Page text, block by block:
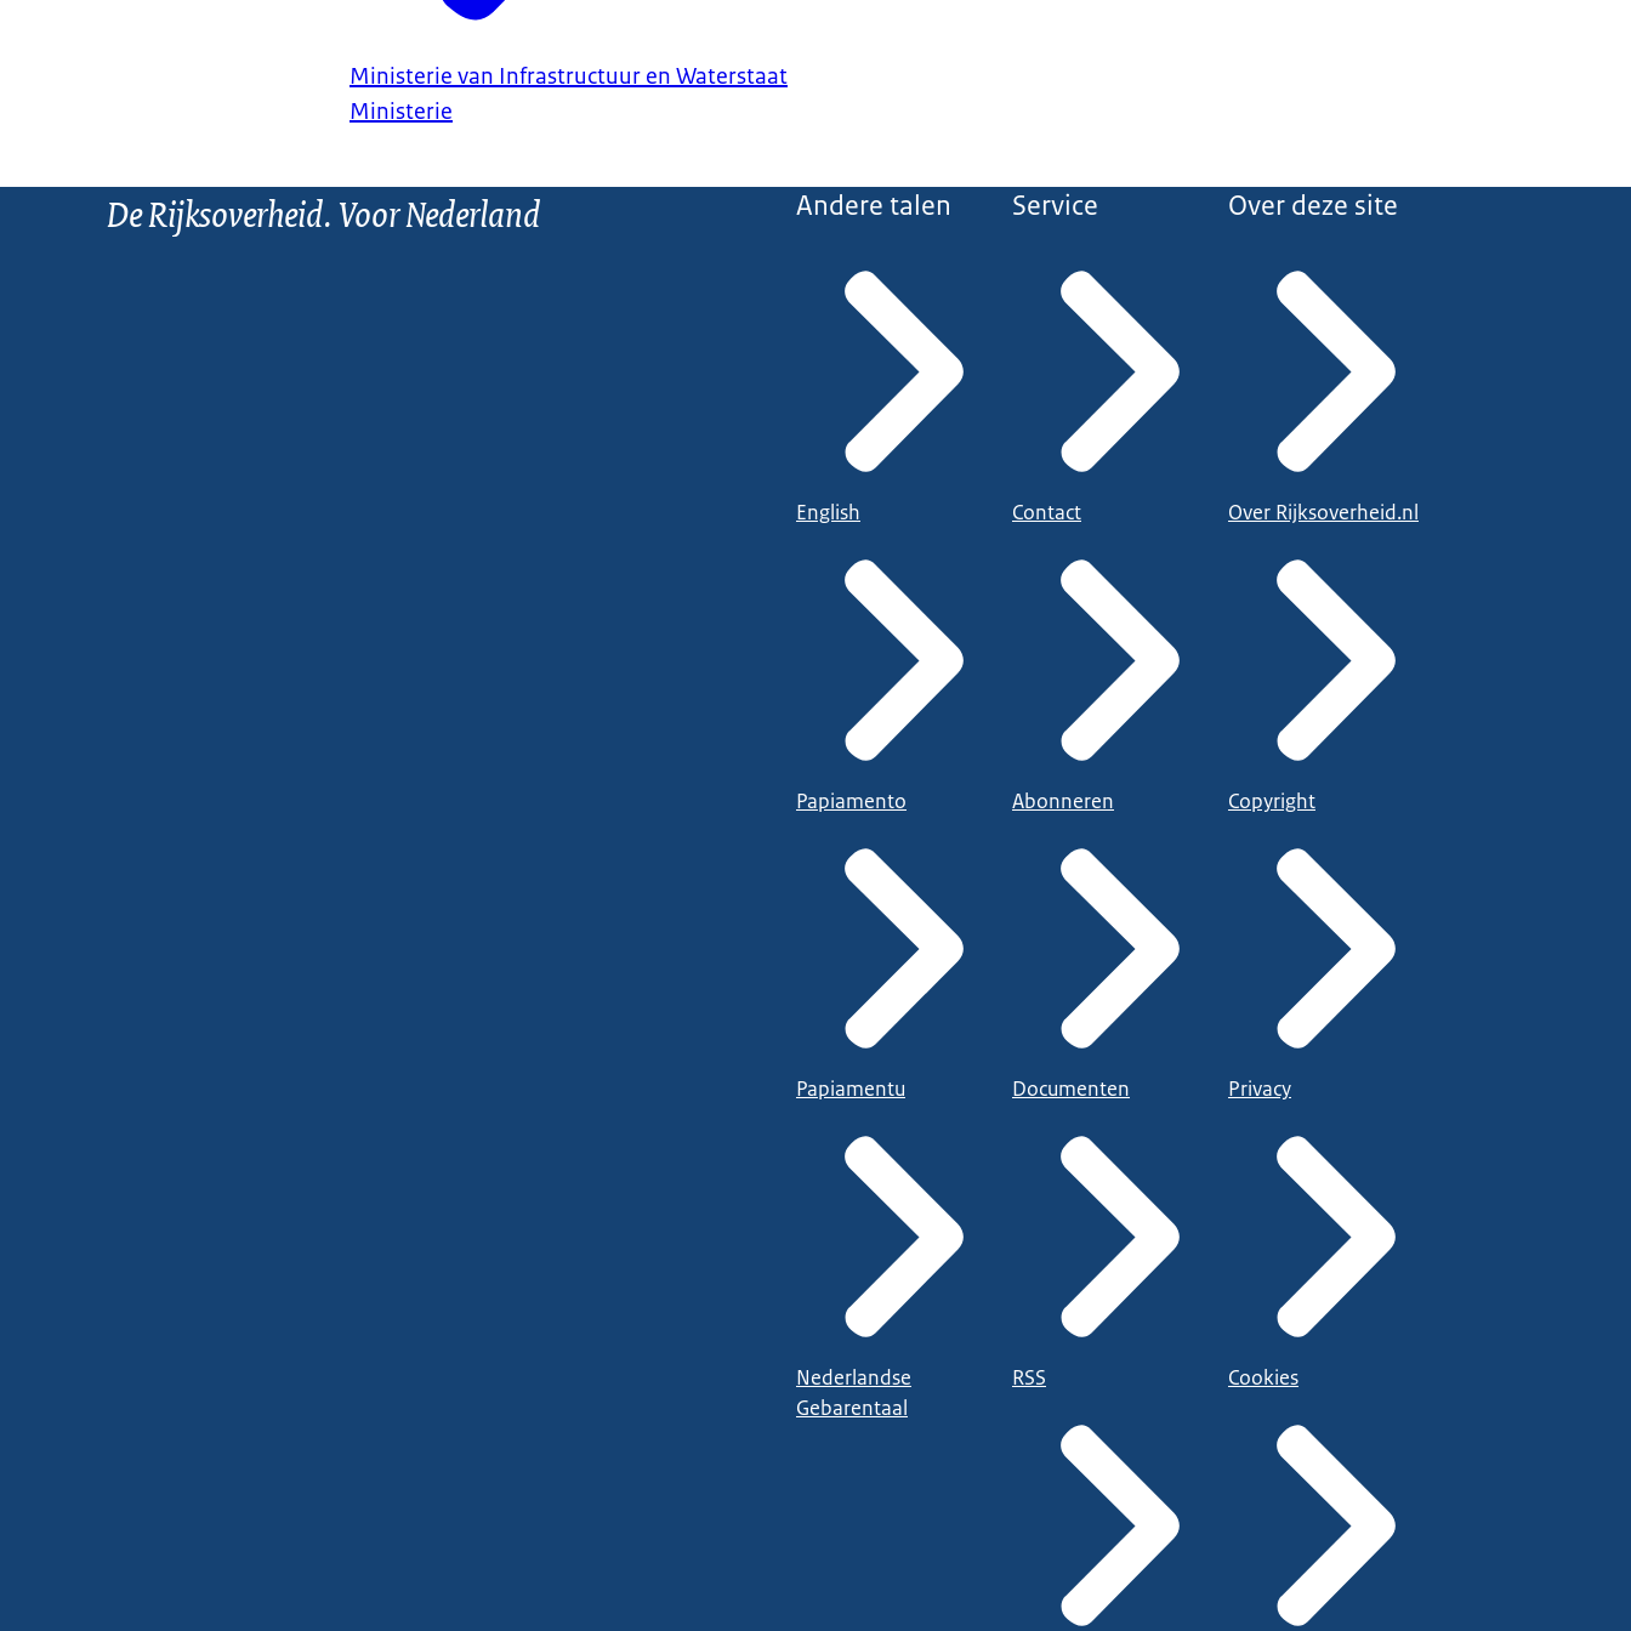
Ministerie van Infrastructuur en Waterstaat
Ministerie
De Rijksoverheid. Voor Nederland Andere talen
English
Papiamento
Papiamentu
Nederlandse
Gebarentaal
Service
Contact
Abonneren
Documenten
RSS
Over deze site
Over Rijksoverheid.nl
Copyright
Privacy
Cookies